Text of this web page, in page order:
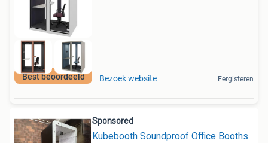
Best beoordeeld Bezoek website Eergisteren